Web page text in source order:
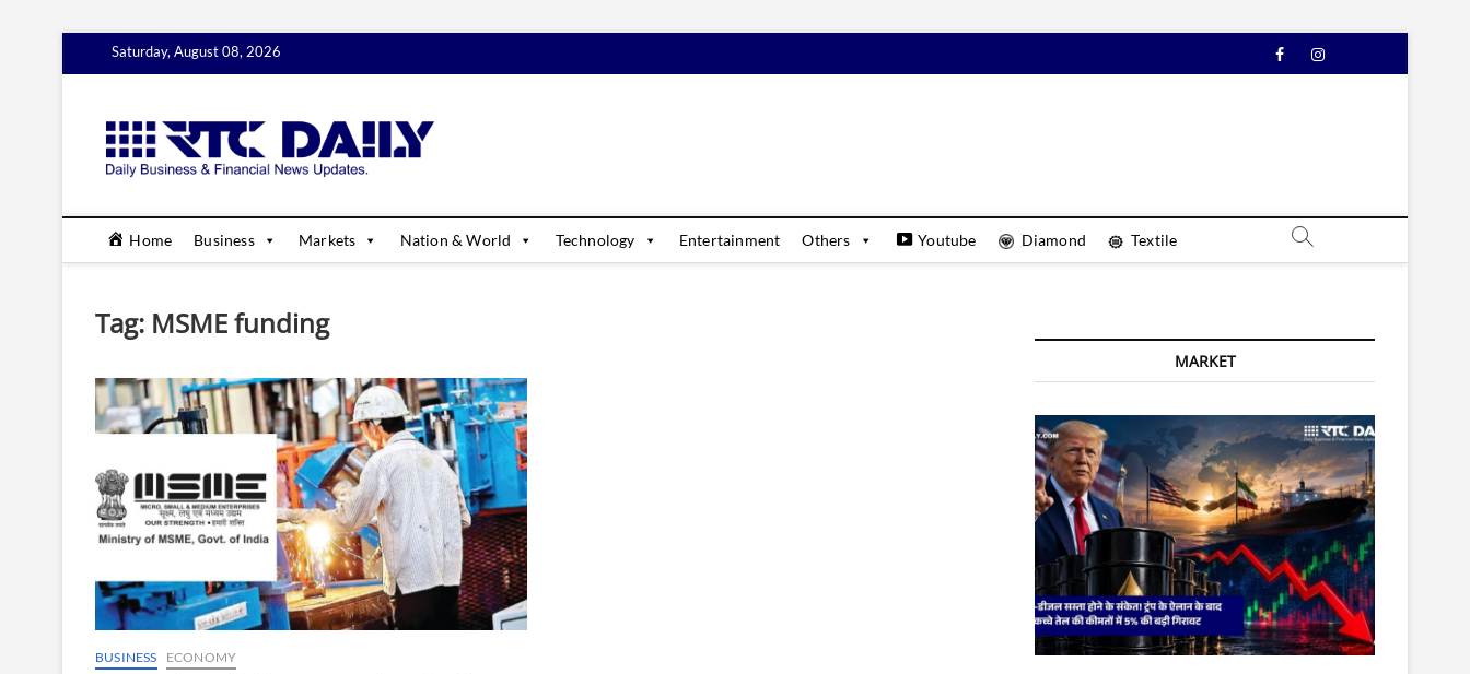
Saturday, August 08, 2026 FacebookInstagram
Home Business Markets Nation & World Technology Entertainment Others Youtube Diamond Textile
Tag: MSME funding
BUSINESS ECONOMY
MARKET